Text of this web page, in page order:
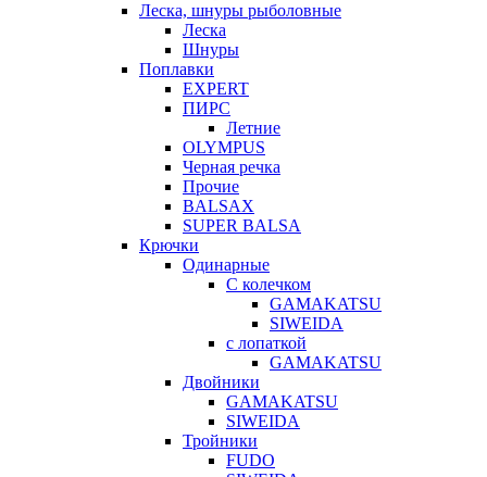
Леска, шнуры рыболовные
Леска
Шнуры
Поплавки
EXPERT
ПИРС
Летние
OLYMPUS
Черная речка
Прочие
BALSAX
SUPER BALSA
Крючки
Одинарные
С колечком
GAMAKATSU
SIWEIDA
с лопаткой
GAMAKATSU
Двойники
GAMAKATSU
SIWEIDA
Тройники
FUDO